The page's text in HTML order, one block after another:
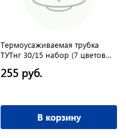
Термоусаживаемая трубка
ТУТнг 30/15 набор (7 цветов
255 руб.
В корзину